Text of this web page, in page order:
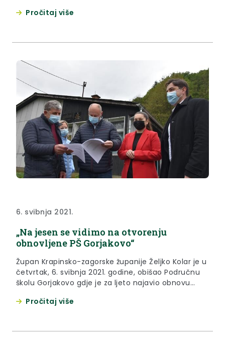
i umjetničkih obrta.
Pročitaj više
6. svibnja 2021.
„Na jesen se vidimo na otvorenju
obnovljene PŠ Gorjakovo“
Župan Krapinsko-zagorske županije Željko Kolar je u
četvrtak, 6. svibnja 2021. godine, obišao Područnu
školu Gorjakovo gdje je za ljeto najavio obnovu
Pročitaj više